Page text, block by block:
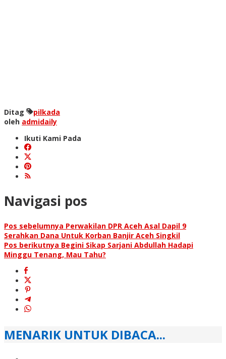
Ditag
pilkada
oleh admidaily
Ikuti Kami Pada
Navigasi pos
Pos sebelumnya Perwakilan DPR Aceh Asal Dapil 9
Serahkan Dana Untuk Korban Banjir Aceh Singkil
Pos berikutnya Begini Sikap Sarjani Abdullah Hadapi
Minggu Tenang, Mau Tahu?
MENARIK UNTUK DIBACA...